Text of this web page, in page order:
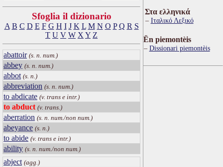
Sfoglia il dizionario
A B C D E F G H I J K L M N O P Q R S
T U V W X Y Z
abattoir (s. n. num.)
abbey (s. n. num.)
abbot (s. n.)
abbreviation (s. n. num.)
to abdicate (v. trans e intr.)
to abduct (v. trans.)
aberration (s. n. num./non num.)
abeyance (s. n.)
to abide (v. trans e intr.)
ability (s. n. num./non num.)
abject (agg.)
Στα ελληνικά
Ιταλικό Λεξικό
Ën piemontèis
Dissionari piemontèis